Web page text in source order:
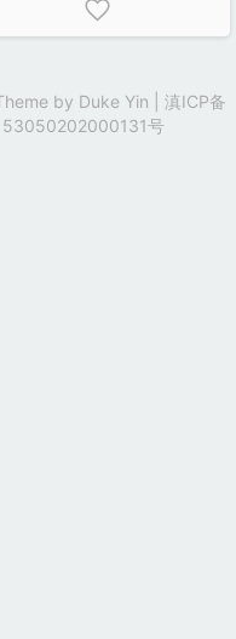
by Duke Yin
滇ICP备
53050202000131号